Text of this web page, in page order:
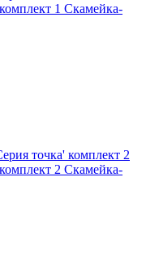
Скамейка-
Скамейка-